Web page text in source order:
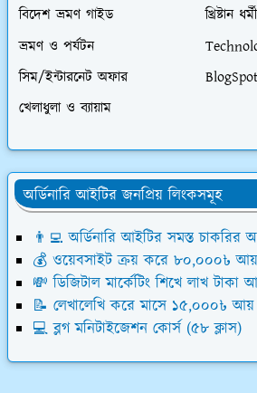
বিদেশ ভ্রমণ গাইড
খ্রিষ্টান
ভ্রমণ ও পর্যটন
সিম/ইন্টারনেট অফার
খেলাধুলা ও ব্যায়াম
অর্ডিনারি আইটির জনপ্রিয় লিংকসমূহ
👨‍💻 অর্ডিনারি আইটির সমস্ত চাকরির
💰 ওয়েবসাইট ক্রয় করে ৮০,০০০৳ আয়
💸 ডিজিটাল মার্কেটিং শিখে লাখ টাকা
📝 লেখালেখি করে মাসে ১৫,০০০৳ আয়
💻 ব্লগ মনিটাইজেশন কোর্স (৫৮ ক্লাস)